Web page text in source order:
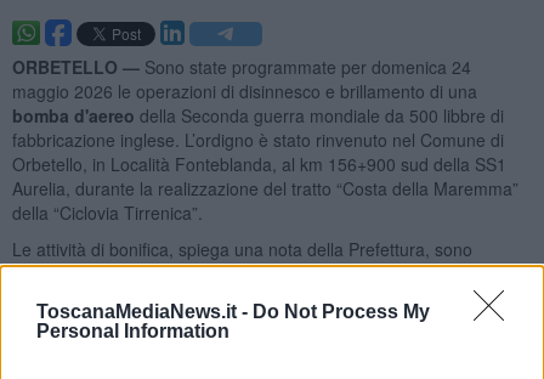
ToscanaMediaNews.it - Do Not Process My
Personal Information
ORBETELLO — Sono state programmate per domenica 24
maggio 2026 le operazioni di disinnesco e brillamento di una
bomba d'aereo della Seconda guerra mondiale da 500 libbre di
fabbricazione inglese. L’ordigno è stato rinvenuto nel Comune di
Orbetello, in Località Fonteblanda, al km 156+900 sud della SS1
Aurelia, durante la realizzazione del tratto “Costa della Maremma”
della “Ciclovia Tirrenica”.
Le attività di bonifica, spiega una nota della Prefettura, sono
affidate agli artificieri del Reggimento Genio Ferrovieri di Castel
Maggiore e si articoleranno in tre fasi: una prima fase di disinnesco
della bomba presso il luogo di ritrovamento; una seconda fase di
trasporto della bomba inerte, con scorta della Polizia Stradale, Vigili